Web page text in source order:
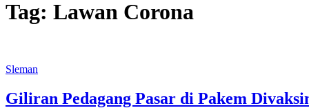
Tag: Lawan Corona
Categories
Sleman
Giliran Pedagang Pasar di Pakem